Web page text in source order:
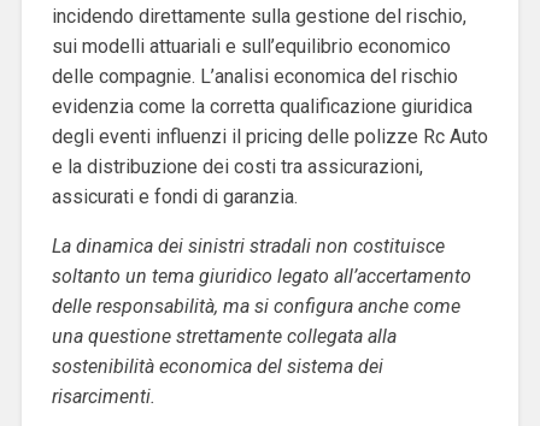
incidendo direttamente sulla gestione del rischio,
sui modelli attuariali e sull’equilibrio economico
delle compagnie. L’analisi economica del rischio
evidenzia come la corretta qualificazione giuridica
degli eventi influenzi il pricing delle polizze Rc Auto
e la distribuzione dei costi tra assicurazioni,
assicurati e fondi di garanzia.
La dinamica dei sinistri stradali non costituisce
soltanto un tema giuridico legato all’accertamento
delle responsabilità, ma si configura anche come
una questione strettamente collegata alla
sostenibilità economica del sistema dei
risarcimenti.